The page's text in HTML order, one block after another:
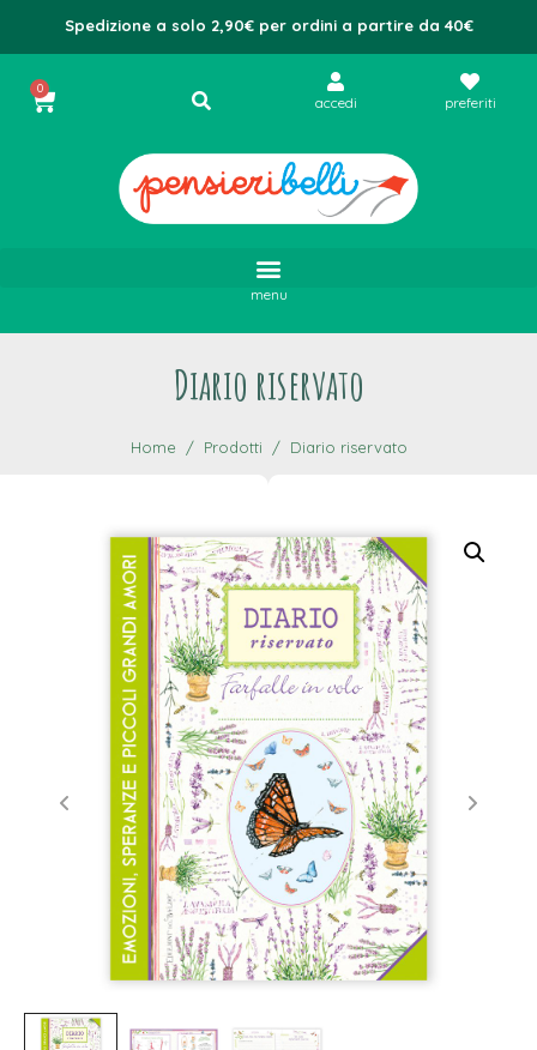
Spedizione a solo 2,90€ per ordini a partire da 40€
0
accedi preferiti
menu
Diario riservato
Home Prodotti Diario riservato